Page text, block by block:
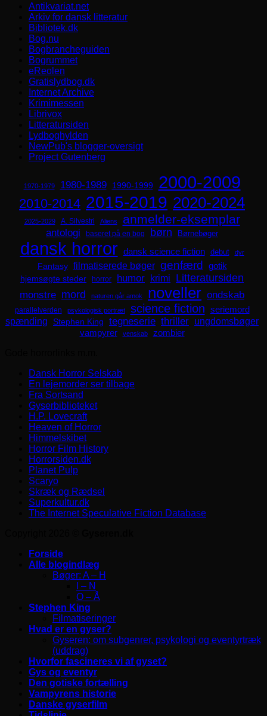
Antikvariat.net
Arkiv for dansk litteratur
Bibliotek.dk
Bog.nu
Bogbrancheguiden
Bogrummet
eReolen
Gratislydbog.dk
Internet Archive
Krimimessen
Librivox
Litteratursiden
Lydboghylden
NewPub's blogger-oversigt
Project Gutenberg
1970-1979 1980-1989 1990-1999 2000-2009
2010-2014 2015-2019 2020-2024
2025-2029 A. Silvestri Aliens anmelder-eksemplar
antologi baseret på en bog børn Børnebøger
dansk horror dansk science fiction debut dyr
Fantasy filmatiserede bøger genfærd
gotik
hjemsøgte steder
horror humor krimi Litteratursiden
monstre mord naturen går amok noveller ondskab
parallelverden psykologisk portræt science fiction seriemord
spænding Stephen King tegneserie thriller ungdomsbøger
vampyrer venskab
zombier
Dansk Horror Selskab
En lejemorder ser tilbage
Fra Sortsand
Gyserbiblioteket
H.P. Lovecraft
Heaven of Horror
Himmelskibet
Horror Film History
Horrorsiden.dk
Planet Pulp
Scaryo
Skræk og Rædsel
Superkultur.dk
The Internet Speculative Fiction Database
Forside
Alle blogindlæg
Bøger: A – H
I – N
O – Å
Stephen King
Filmatiseringer
Hvad er en gyser?
Gyseren: om subgenrer, psykologi og eventyrtræk
(uddrag)
Hvorfor fascineres vi af gyset?
Gys og eventyr
Den gotiske fortælling
Vampyrens historie
Danske gyserfilm